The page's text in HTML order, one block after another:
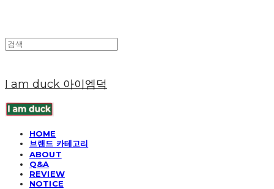
I am duck 아이엠덕
HOME
브랜드 카테고리
ABOUT
Q&A
REVIEW
NOTICE